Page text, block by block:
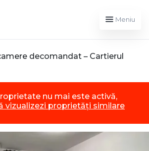
Meniu
decomandat – Cartierul
nu mai este activă,
vizualizezi proprietăți similare